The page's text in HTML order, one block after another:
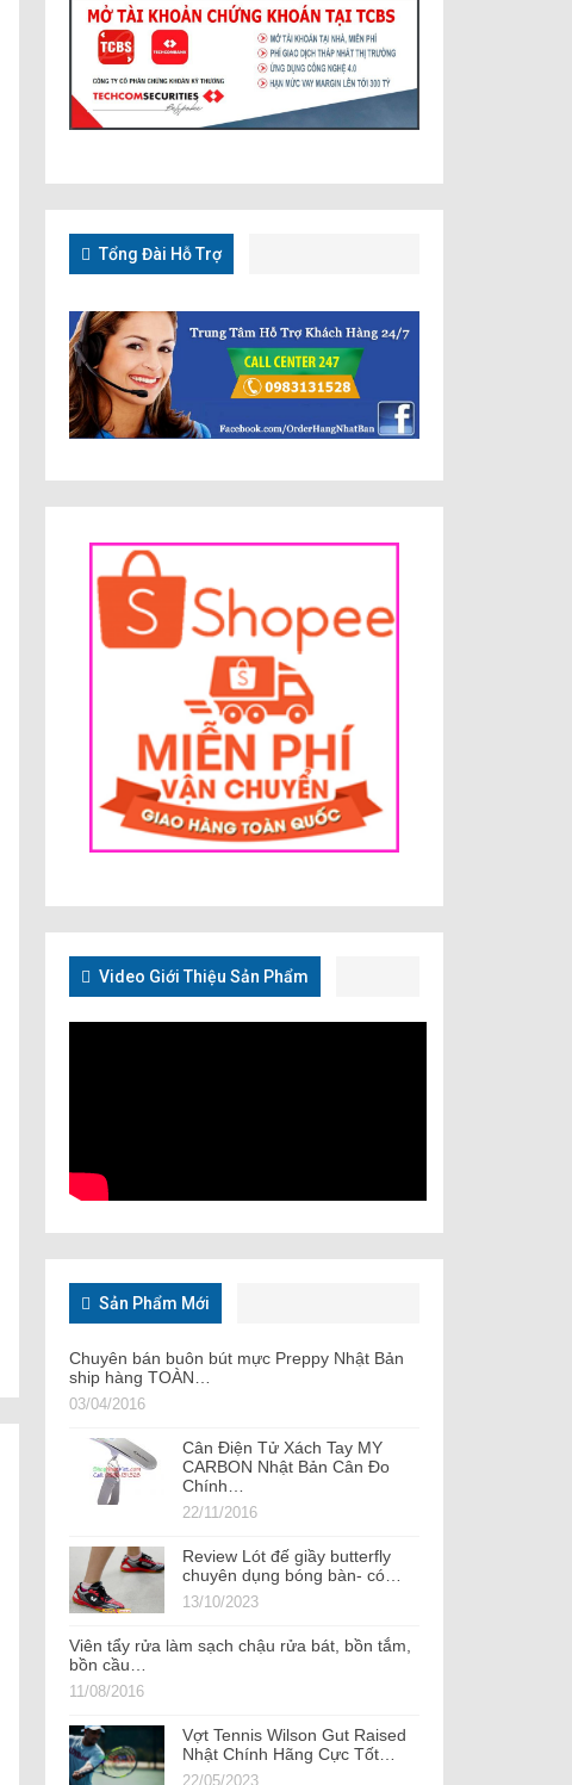
Tổng Đài Hỗ Trợ
Video Giới Thiệu Sản Phẩm
Sản Phẩm Mới
Chuyên bán buôn bút mực Preppy Nhật Bản
ship hàng TOÀN…
03/04/2016
Cân Điện Tử Xách Tay MY
CARBON Nhật Bản Cân Đo
Chính…
22/11/2016
Review Lót đế giầy butterfly
chuyên dụng bóng bàn- có…
13/10/2023
Viên tẩy rửa làm sạch chậu rửa bát, bồn tắm,
bồn cầu…
11/08/2016
Vợt Tennis Wilson Gut Raised
Nhật Chính Hãng Cực Tốt…
22/05/2023